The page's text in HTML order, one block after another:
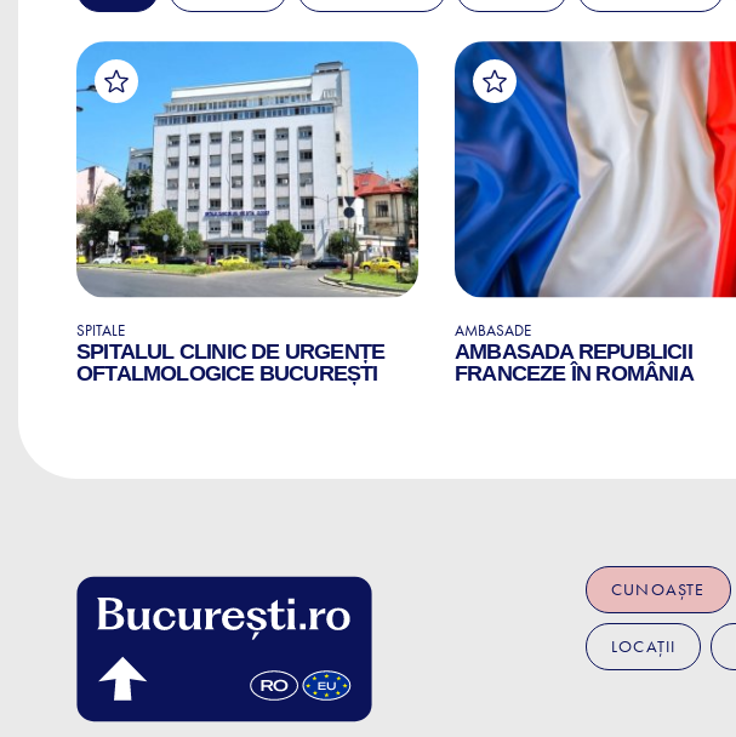
SPITALE
SPITALUL CLINIC DE URGENȚE
OFTALMOLOGICE BUCUREȘTI
AMBASADE
AMBASADA REPUBLICII
FRANCEZE ÎN ROMÂNIA
CUNOAȘTE
LOCAȚII